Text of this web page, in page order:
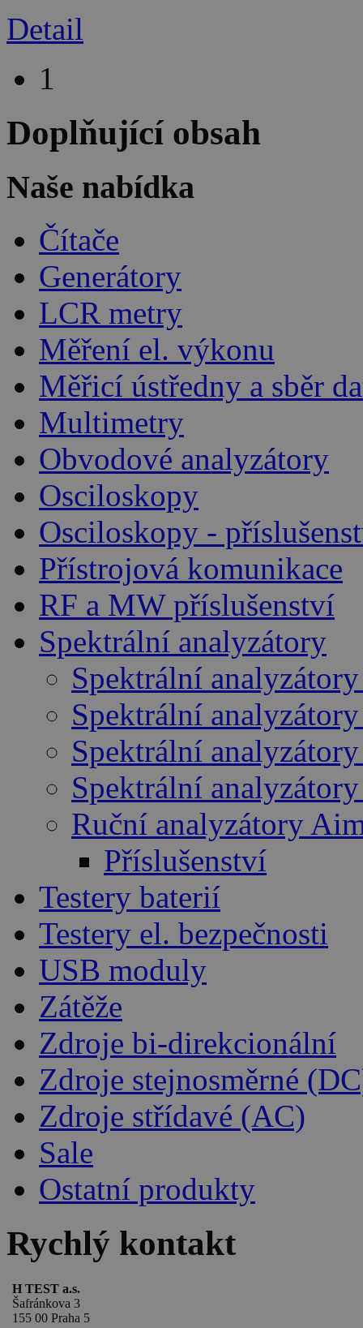
Detail
1
Doplňující obsah
Naše nabídka
Čítače
Generátory
LCR metry
Měření el. výkonu
Měřicí ústředny a sběr
Multimetry
Obvodové analyzátory
Osciloskopy
Osciloskopy -
Přístrojová komunikace
RF a MW příslušenství
Spektrální analyzátory
Spektrální
Spektrální
Spektrální
Spektrální
Ruční analyzátory
Příslušenství
Testery baterií
Testery el. bezpečnosti
USB moduly
Zátěže
Zdroje bi-direkcionální
Zdroje stejnosměrné
Zdroje střídavé (AC)
Sale
Ostatní produkty
Rychlý kontakt
H TEST a.s.
Šafránkova 3
155 00 Praha 5